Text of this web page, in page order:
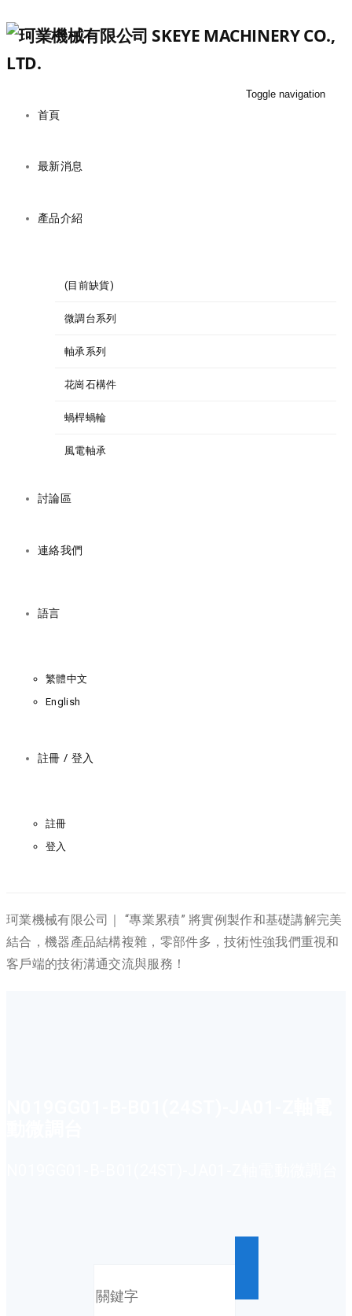
Toggle navigation
首頁
最新消息
產品介紹
(目前缺貨)
微調台系列
軸承系列
花崗石構件
蝸桿蝸輪
風電軸承
討論區
連絡我們
語言
繁體中文
English
註冊 / 登入
註冊
登入
珂業機械有限公司｜ “專業累積” 將實例製作和基礎講解完美
結合，機器產品結構複雜，零部件多，技術性強我們重視和
客戶端的技術溝通交流與服務！